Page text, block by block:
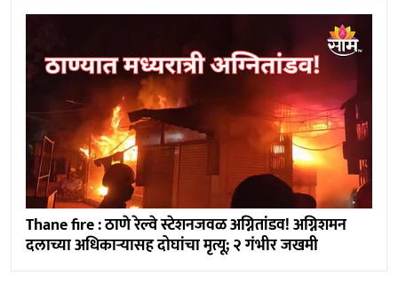
Thane fire : ठाणे रेल्वे स्टेशनजवळ अग्नितांडव! अग्निशमन
दलाच्या अधिकाऱ्यासह दोघांचा मृत्यू; २ गंभीर जखमी